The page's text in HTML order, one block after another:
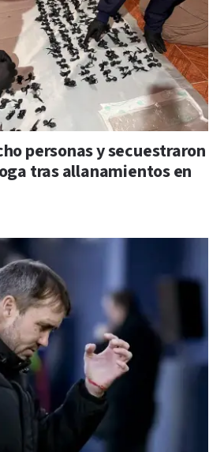
personas y secuestraron
tras allanamientos en